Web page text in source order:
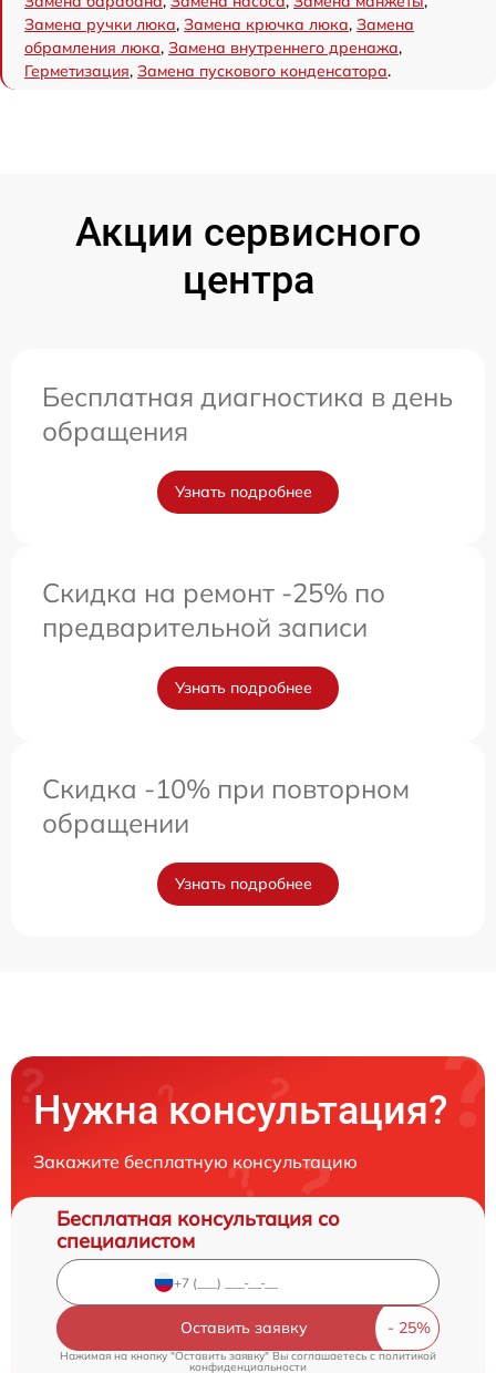
Замена ручки люка, Замена крючка люка, Замена
обрамления люка, Замена внутреннего дренажа,
Герметизация, Замена пускового конденсатора.
Акции сервисного
центра
Бесплатная диагностика в день
обращения
Узнать подробнее
Скидка на ремонт -25% по
предварительной записи
Узнать подробнее
Скидка -10% при повторном
обращении
Узнать подробнее
Нужна консультация?
Закажите бесплатную консультацию
Бесплатная консультация со
специалистом
Оставить заявку
Нажимая на кнопку "Оставить заявку" Вы соглашаетесь c политикой
конфиденциальности